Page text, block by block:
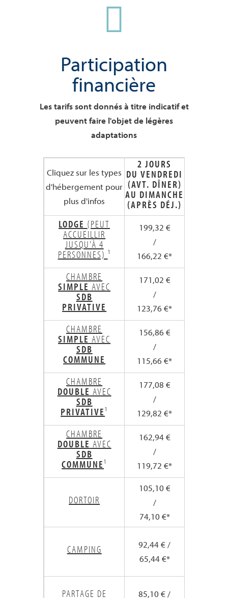

Participation
financière
Les tarifs sont donnés à titre indicatif et
peuvent faire l'objet de légères
adaptations
Cliquez sur les types
d'hébergement pour
plus d'infos
2 JOURS
DU VENDREDI
(AVT. DÎNER)
AU DIMANCHE
(APRÈS DÉJ.)
LODGE (PEUT
ACCUEILLIR
JUSQU'À 4
PERSONNES) ¹
199,32 €
/
166,22 €*
CHAMBRE
SIMPLE AVEC
SDB
PRIVATIVE
171,02 €
/
123,76 €*
CHAMBRE
SIMPLE AVEC
SDB
COMMUNE
156,86 €
/
115,66 €*
CHAMBRE
DOUBLE AVEC
SDB
PRIVATIVE¹
177,08 €
/
129,82 €*
CHAMBRE
DOUBLE AVEC
SDB
COMMUNE¹
162,94 €
/
119,72 €*
DORTOIR
105,10 €
/
74,10 €*
CAMPING
92,44 € /
65,44 €*
PARTAGE DE
85,10 € /